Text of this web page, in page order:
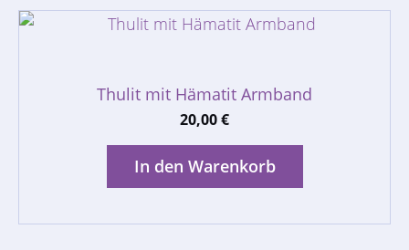
Thulit mit Hämatit Armband
20,00€
In den Warenkorb